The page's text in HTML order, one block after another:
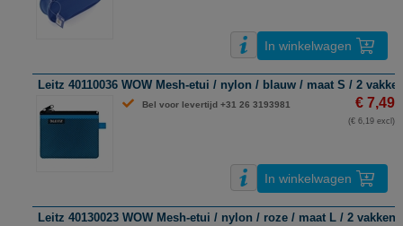
In winkelwagen
Leitz 40110036 WOW Mesh-etui / nylon / blauw / maat S / 2
Bel voor levertijd +31 26 3193981 € 7,49
(€ 6,19 excl)
In winkelwagen
Leitz 40130023 WOW Mesh-etui / nylon / roze / maat L / 2 vakken